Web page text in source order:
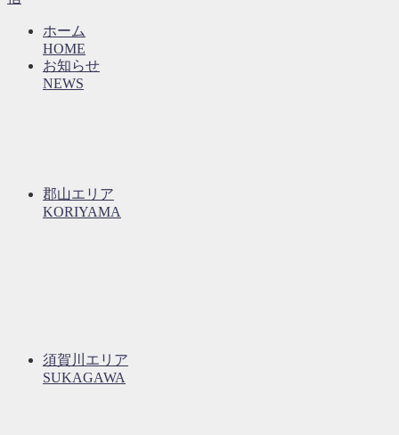
ホーム
HOME
お知らせ
NEWS
郡山エリア
KORIYAMA
須賀川エリア
SUKAGAWA